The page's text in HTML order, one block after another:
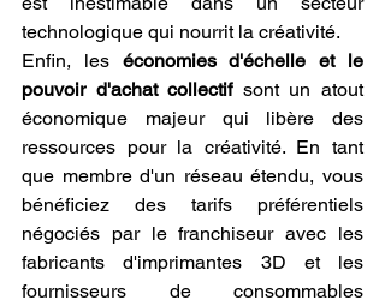
technologique qui nourrit la créativité.
Enfin, les économies d'échelle et le
pouvoir d'achat collectif sont un atout
économique majeur qui libère des
ressources pour la créativité. En tant
que membre d'un réseau étendu, vous
bénéficiez des tarifs préférentiels
négociés par le franchiseur avec les
fabricants d'imprimantes 3D et les
fournisseurs de consommables